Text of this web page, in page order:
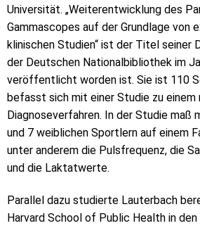
Universität. „Weiterentwicklung des
Gammascopes auf der Grundlage von
klinischen Studien“ ist der Titel seiner
der Deutschen Nationalbibliothek im
veröffentlicht worden ist. Sie ist 110
befasst sich mit einer Studie zu einem
Diagnoseverfahren. In der Studie maß
und 7 weiblichen Sportlern auf einem
unter anderem die Pulsfrequenz, die
und die Laktatwerte.
Parallel dazu studierte Lauterbach
Harvard School of Public Health in den